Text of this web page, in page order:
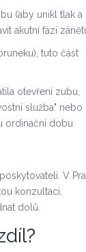
(aby unikl tlak a
akutní fázi
tuto část
otevření zubu,
služba" nebo
ordinační dobu
V
konzultaci,
dolů.